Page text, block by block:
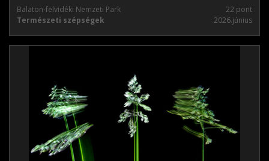
Balaton-felvidéki Nemzeti Park
22 pont
Természeti szépségek
2026.június